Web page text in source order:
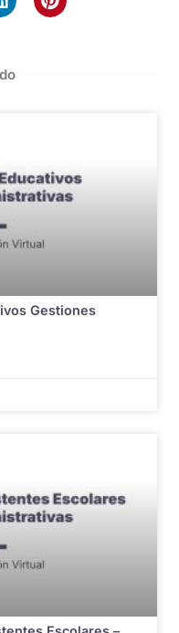
Gestiones